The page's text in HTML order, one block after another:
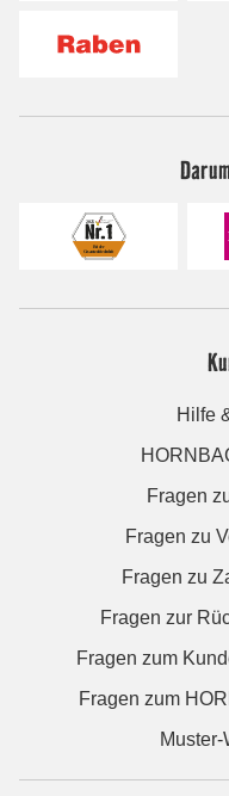
Hilfe
Fragen
Fragen zu
Fragen zu
Fragen zur
Fragen zum
Fragen zum